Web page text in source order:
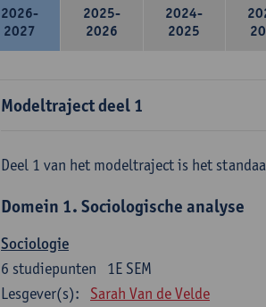
2026-
2027
2025-
2026
2024-
2025
Modeltraject deel 1
Deel 1 van het modeltraject is het
Domein 1. Sociologische analyse
Sociologie
1E SEM
6 studiepunten
Lesgever(s):
Sarah Van de Velde